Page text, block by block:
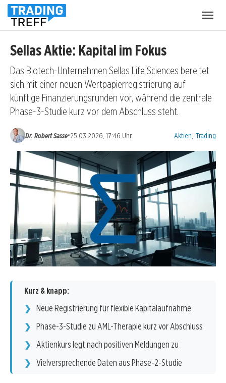
Sellas Aktie: Kapital im Fokus
Das Biotech-Unternehmen Sellas Life Sciences bereitet
sich mit einer neuen Wertpapierregistrierung auf
künftige Finanzierungsrunden vor, während die zentrale
Phase-3-Studie kurz vor dem Abschluss steht.
Dr. Robert Sasse•25.03.2026, 17:46 Uhr Kategorien:
Aktien Trading
Kurz & knapp:
Neue Registrierung für flexible Kapitalaufnahme
Phase-3-Studie zu AML-Therapie kurz vor Abschluss
Aktienkurs legt nach positiven Meldungen zu
Vielversprechende Daten aus Phase-2-Studie